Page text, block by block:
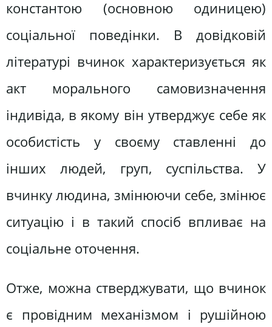
константою (основною одиницею)
соціальної поведінки. В довідковій
літературі вчинок характеризується як
акт морального самовизначення
індивіда, в якому він утверджує себе як
особистість у своєму ставленні до
інших людей, груп, суспільства. У
вчинку людина, змінюючи себе, змінює
ситуацію і в такий спосіб впливає на
соціальне оточення.
Отже, можна стверджувати, що вчинок
є провідним механізмом і рушійною